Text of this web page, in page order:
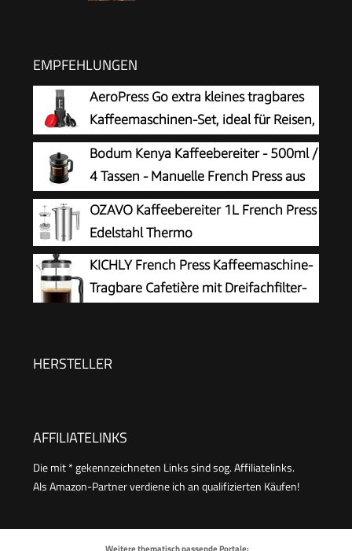
EMPFEHLUNGEN
AeroPress Go extra kleines tragbares
Kaffeemaschinen-Set, ideal für Reisen,
Wandern & Camping, All-in-One
French Press, manuelle Espresso- & Pour-Over-
Kaffeemaschine, 2 Min Brühzeit
Bodum Kenya Kaffeebereiter - 500ml /
4 Tassen - Manuelle French Press aus
Borosilikatglas und Edelstahl -
Spülmaschinenfest - Made in Portugal
OZAVO Kaffeebereiter 1L French Press
Edelstahl Thermo
KICHLY French Press Kaffeemaschine-
Tragbare Cafetière mit Dreifachfilter-
1000ml / 1 litre / 34Oz - Schwarz
HERSTELLER
AFFILIATELINKS
Die mit * gekennzeichneten Links sind sog. Affiliatelinks.
Als Amazon-Partner verdiene ich an qualifizierten Käufen!